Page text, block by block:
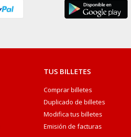
TUS BILLETES
Comprar billetes
Duplicado de billetes
Modifica tus billetes
Emisión de facturas